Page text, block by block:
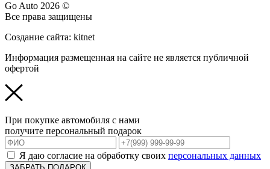
Go Auto 2026 ©
Все права защищены
Создание сайта: kitnet
Информация размещенная на сайте не является публичной
офертой
При покупке автомобиля с нами
получите персональный подарок
Я даю согласие на обработку своих персональных данных